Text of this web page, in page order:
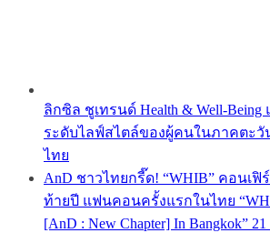
ลิกซิล ชูเทรนด์ Health & Well-Being
ระดับไลฟ์สไตล์ของผู้คนในภาคตะวั
ไทย
AnD ชาวไทยกรี๊ด! “WHIB” คอนเ
ท้ายปี แฟนคอนครั้งแรกในไทย
[AnD : New Chapter] In Bangkok”